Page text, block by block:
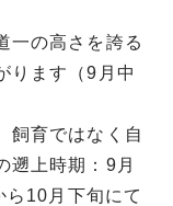
一の高さを誇る
ります（9月中
飼育ではなく自
遡上時期：9月
10月下旬にて